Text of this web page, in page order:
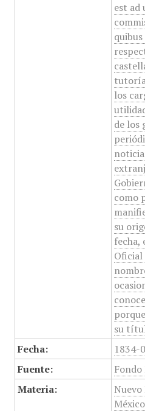
est ad
los
de los
como
su
fecha,
Oficial
su
Fecha:
1834-
Fuente:
Fondo
Materia:
Nuevo
México